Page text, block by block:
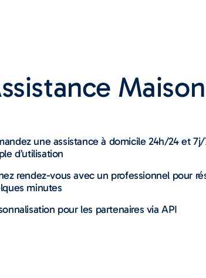
une assistance à domicile 24h/24 et
d’utilisation
rendez-vous avec un professionnel pour
minutes
pour les partenaires via API